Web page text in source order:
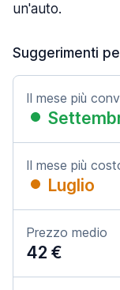
un'auto.
Suggerimenti
Il mese più
Il mese più
Luglio
Prezzo medio
42 €